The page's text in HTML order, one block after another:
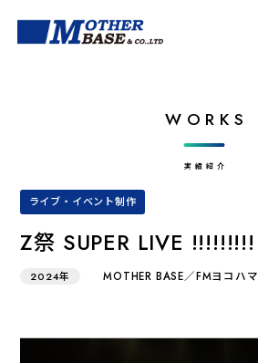
WORKS
実績紹介
ライブ・イベント制作
Z祭 SUPER LIVE !!!!!!!!!
2024年 MOTHER BASE／FMヨコハマ